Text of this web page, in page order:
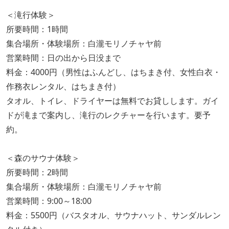
＜滝行体験＞
所要時間：1時間
集合場所・体験場所：白瀧モリノチャヤ前
営業時間：日の出から日没まで
料金：4000円（男性はふんどし、はちまき付、女性白衣・
作務衣レンタル、はちまき付）
タオル、トイレ、ドライヤーは無料でお貸しします。ガイ
ドが滝まで案内し、滝行のレクチャーを行います。要予
約。
＜森のサウナ体験＞
所要時間：2時間
集合場所・体験場所：白瀧モリノチャヤ前
営業時間：9:00～18:00
料金：5500円（バスタオル、サウナハット、サンダルレン